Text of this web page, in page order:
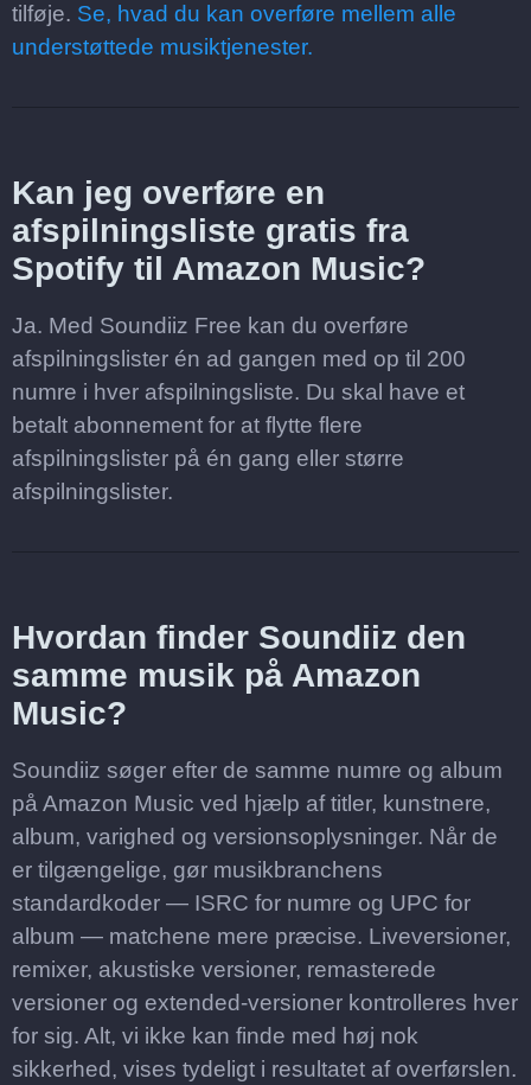
tilføje. Se, hvad du kan overføre mellem alle
understøttede musiktjenester.
Kan jeg overføre en
afspilningsliste gratis fra
Spotify til Amazon Music?
Ja. Med Soundiiz Free kan du overføre
afspilningslister én ad gangen med op til 200
numre i hver afspilningsliste. Du skal have et
betalt abonnement for at flytte flere
afspilningslister på én gang eller større
afspilningslister.
Hvordan finder Soundiiz den
samme musik på Amazon
Music?
Soundiiz søger efter de samme numre og album
på Amazon Music ved hjælp af titler, kunstnere,
album, varighed og versionsoplysninger. Når de
er tilgængelige, gør musikbranchens
standardkoder — ISRC for numre og UPC for
album — matchene mere præcise. Liveversioner,
remixer, akustiske versioner, remasterede
versioner og extended-versioner kontrolleres hver
for sig. Alt, vi ikke kan finde med høj nok
sikkerhed, vises tydeligt i resultatet af overførslen.